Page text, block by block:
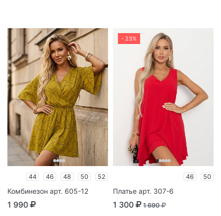
44 46 48 50 52
Комбинезон арт. 605-12
1 990
- 23%
46 50
Платье арт. 307-6
1 300 1 690